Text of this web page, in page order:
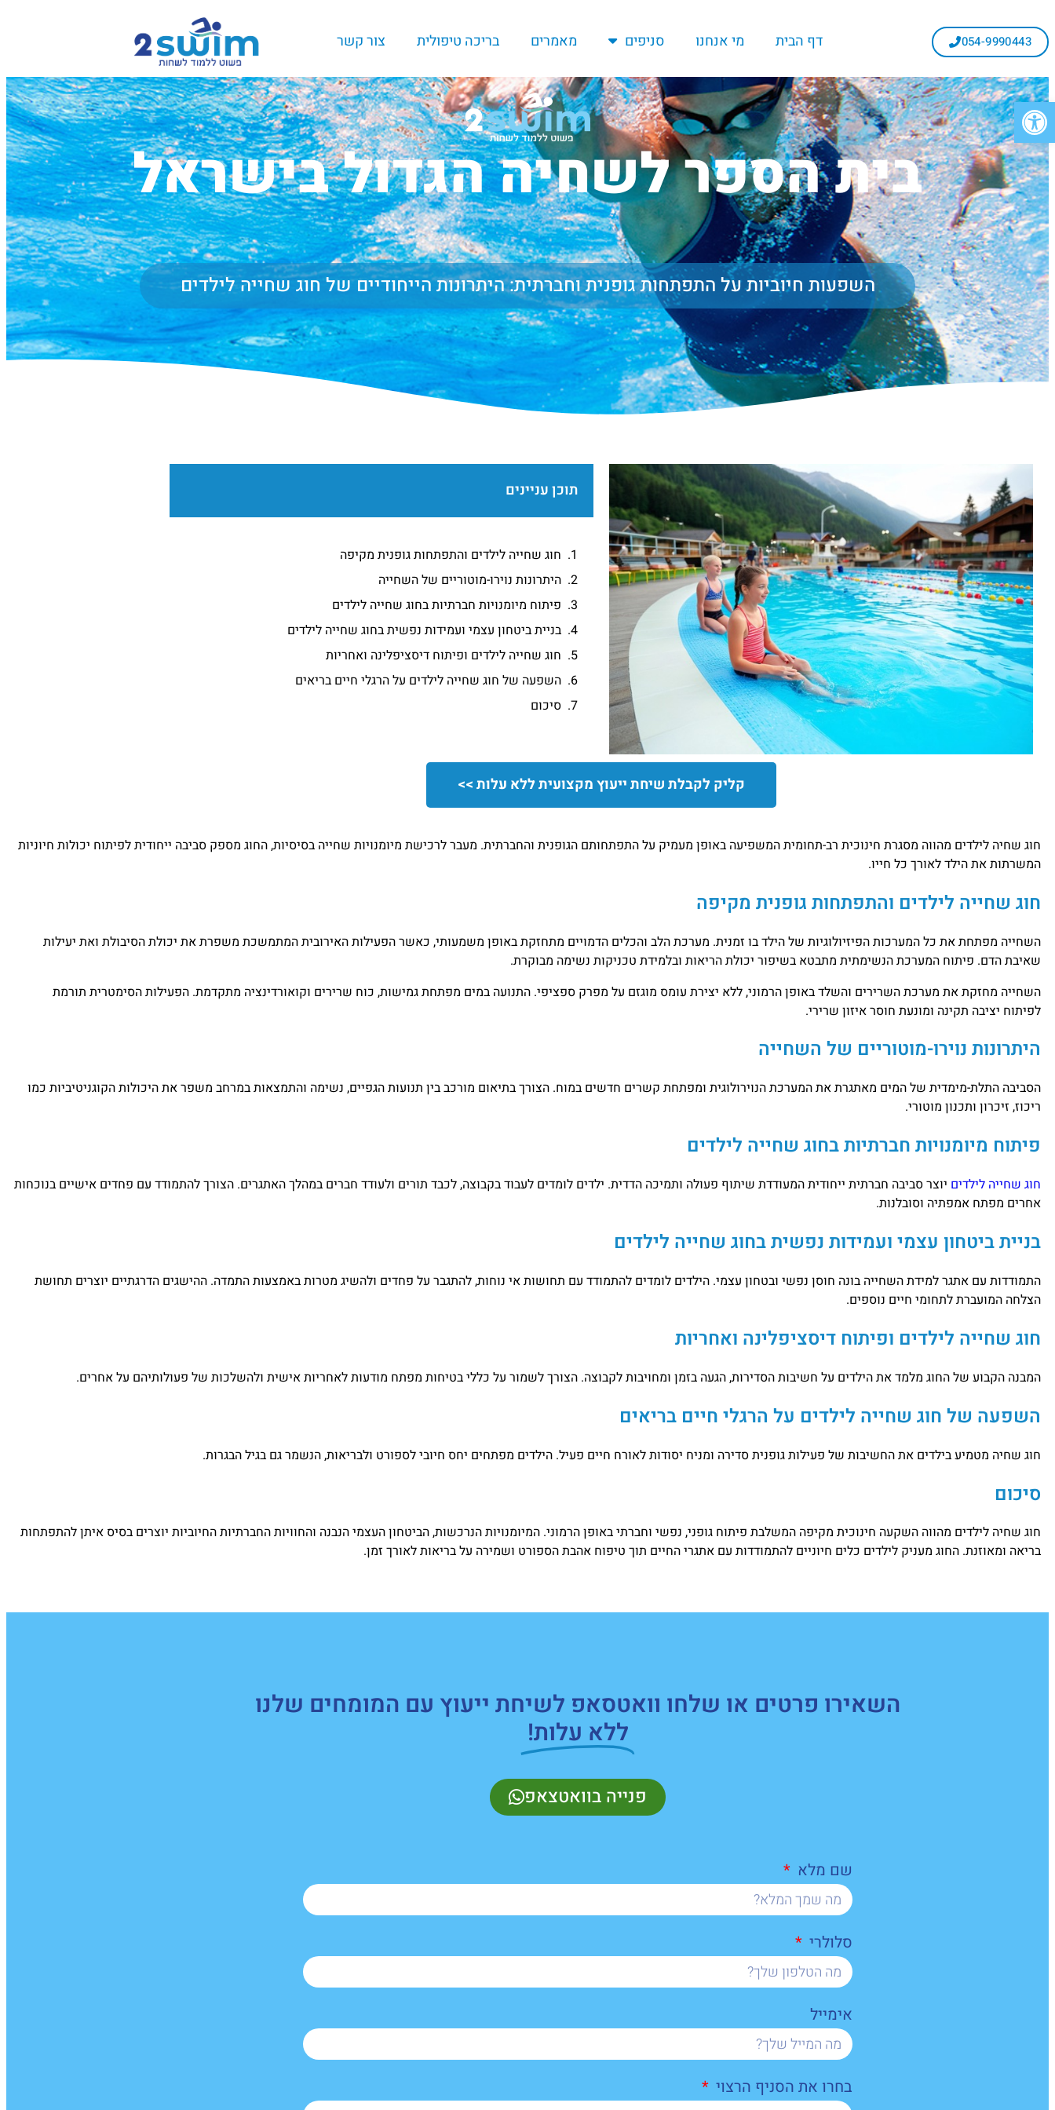
פתח סרגל נגישות
054-9990443 דף הבית מי אנחנו סניפים מאמרים בריכה טיפולית צור קשר
בית הספר לשחיה הגדול בישראל
השפעות חיוביות על התפתחות גופנית וחברתית: היתרונות הייחודיים של חוג שחייה לילדים
תוכן עניינים
חוג שחייה לילדים והתפתחות גופנית מקיפה
היתרונות נוירו-מוטוריים של השחייה
פיתוח מיומנויות חברתיות בחוג שחייה לילדים
בניית ביטחון עצמי ועמידות נפשית בחוג שחייה לילדים
חוג שחייה לילדים ופיתוח דיסציפלינה ואחריות
השפעה של חוג שחייה לילדים על הרגלי חיים בריאים
סיכום
קליק לקבלת שיחת ייעוץ מקצועית ללא עלות >>
חוג שחיה לילדים מהווה מסגרת חינוכית רב-תחומית המשפיעה באופן מעמיק על התפתחותם הגופנית והחברתית. מעבר לרכישת מיומנויות שחייה בסיסיות, החוג מספק סביבה ייחודית לפיתוח יכולות חיוניות
המשרתות את הילד לאורך כל חייו.
חוג שחייה לילדים והתפתחות גופנית מקיפה
השחייה מפתחת את כל המערכות הפיזיולוגיות של הילד בו זמנית. מערכת הלב והכלים הדמויים מתחזקת באופן משמעותי, כאשר הפעילות האירובית המתמשכת משפרת את יכולת הסיבולת ואת יעילות
שאיבת הדם. פיתוח המערכת הנשימתית מתבטא בשיפור יכולת הריאות ובלמידת טכניקות נשימה מבוקרת.
השחייה מחזקת את מערכת השרירים והשלד באופן הרמוני, ללא יצירת עומס מוגזם על מפרק ספציפי. התנועה במים מפתחת גמישות, כוח שרירים וקואורדינציה מתקדמת. הפעילות הסימטרית תורמת
לפיתוח יציבה תקינה ומונעת חוסר איזון שרירי.
היתרונות נוירו-מוטוריים של השחייה
הסביבה התלת-מימדית של המים מאתגרת את המערכת הנוירולוגית ומפתחת קשרים חדשים במוח. הצורך בתיאום מורכב בין תנועות הגפיים, נשימה והתמצאות במרחב משפר את היכולות הקוגניטיביות כמו
ריכוז, זיכרון ותכנון מוטורי.
פיתוח מיומנויות חברתיות בחוג שחייה לילדים
חוג שחייה לילדים יוצר סביבה חברתית ייחודית המעודדת שיתוף פעולה ותמיכה הדדית. ילדים לומדים לעבוד בקבוצה, לכבד תורים ולעודד חברים במהלך האתגרים. הצורך להתמודד עם פחדים אישיים בנוכחות
אחרים מפתח אמפתיה וסובלנות.
בניית ביטחון עצמי ועמידות נפשית בחוג שחייה לילדים
התמודדות עם אתגר למידת השחייה בונה חוסן נפשי ובטחון עצמי. הילדים לומדים להתמודד עם תחושות אי נוחות, להתגבר על פחדים ולהשיג מטרות באמצעות התמדה. ההישגים הדרגתיים יוצרים תחושת
הצלחה המועברת לתחומי חיים נוספים.
חוג שחייה לילדים ופיתוח דיסציפלינה ואחריות
המבנה הקבוע של החוג מלמד את הילדים על חשיבות הסדירות, הגעה בזמן ומחויבות לקבוצה. הצורך לשמור על כללי בטיחות מפתח מודעות לאחריות אישית ולהשלכות של פעולותיהם על אחרים.
השפעה של חוג שחייה לילדים על הרגלי חיים בריאים
חוג שחיה מטמיע בילדים את החשיבות של פעילות גופנית סדירה ומניח יסודות לאורח חיים פעיל. הילדים מפתחים יחס חיובי לספורט ולבריאות, הנשמר גם בגיל הבגרות.
סיכום
חוג שחיה לילדים מהווה השקעה חינוכית מקיפה המשלבת פיתוח גופני, נפשי וחברתי באופן הרמוני. המיומנויות הנרכשות, הביטחון העצמי הנבנה והחוויות החברתיות החיוביות יוצרים בסיס איתן להתפתחות
בריאה ומאוזנת. החוג מעניק לילדים כלים חיוניים להתמודדות עם אתגרי החיים תוך טיפוח אהבת הספורט ושמירה על בריאות לאורך זמן.
השאירו פרטים או שלחו וואטסאפ לשיחת ייעוץ עם המומחים שלנו
ללא עלות!
פנייה בוואטצאפ
שם מלא
סלולרי
אימייל
בחרו את הסניף הרצוי